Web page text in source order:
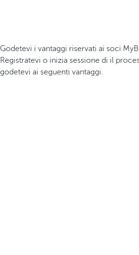
Godetevi i vantaggi riservati ai soci
Registratevi o inizia sessione di il
godetevi ai seguenti vantaggi.